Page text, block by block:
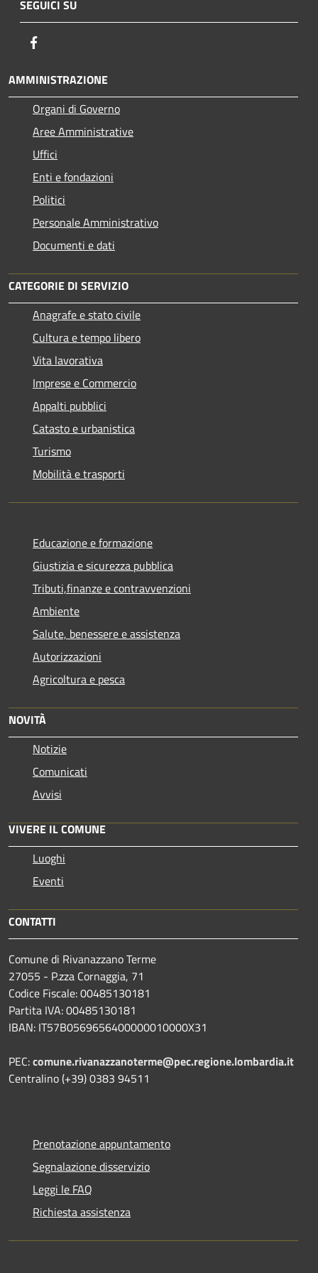
SEGUICI SU
AMMINISTRAZIONE
Organi di Governo
Aree Amministrative
Uffici
Enti e fondazioni
Politici
Personale Amministrativo
Documenti e dati
CATEGORIE DI SERVIZIO
Anagrafe e stato civile
Cultura e tempo libero
Vita lavorativa
Imprese e Commercio
Appalti pubblici
Catasto e urbanistica
Turismo
Mobilità e trasporti
Educazione e formazione
Giustizia e sicurezza pubblica
Tributi,finanze e contravvenzioni
Ambiente
Salute, benessere e assistenza
Autorizzazioni
Agricoltura e pesca
NOVITÀ
Notizie
Comunicati
Avvisi
VIVERE IL COMUNE
Luoghi
Eventi
CONTATTI
Comune di Rivanazzano Terme
27055 - P.zza Cornaggia, 71
Codice Fiscale: 00485130181
Partita IVA: 00485130181
IBAN: IT57B0569656400000010000X31
PEC:comune.rivanazzanoterme@pec.regione.lombardia.it
Centralino (+39) 0383 94511
Prenotazione appuntamento
Segnalazione disservizio
Leggi le FAQ
Richiesta assistenza